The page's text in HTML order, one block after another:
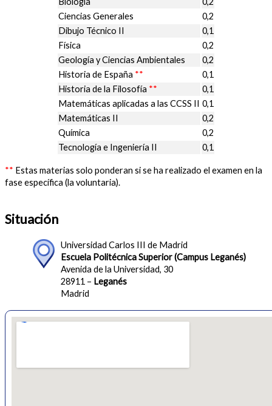
Ciencias Generales
0,2
Dibujo Técnico II
0,1
Física
0,2
Geología y Ciencias Ambientales
0,2
Historia de España **
0,1
Historia de la Filosofía **
0,1
Matemáticas aplicadas a las CCSS II 0,1
Matemáticas II
0,2
Química
0,2
Tecnología e Ingeniería II
0,1
** Estas materias solo ponderan si se ha realizado el examen en la
fase específica (la voluntaria).
Situación
Universidad Carlos III de Madrid
Escuela Politécnica Superior (Campus Leganés)
Avenida de la Universidad, 30
28911 – Leganés
Madrid